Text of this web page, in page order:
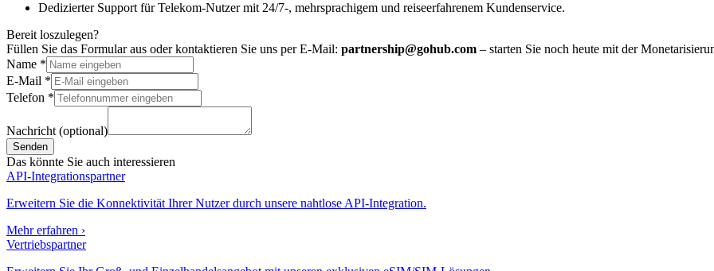
Dedizierter Support für Telekom-Nutzer mit 24/7-, mehrsprachigem und reiseerfahrenem Kundenservice.
Bereit loszulegen?
Füllen Sie das Formular aus oder kontaktieren Sie uns per E-Mail: partnership@gohub.com – starten Sie noch heute mit der
Name *
E-Mail *
Telefon *
Nachricht (optional)
Senden
Das könnte Sie auch interessieren
API-Integrationspartner
Erweitern Sie die Konnektivität Ihrer Nutzer durch unsere nahtlose API-Integration.
Mehr erfahren ›
Vertriebspartner